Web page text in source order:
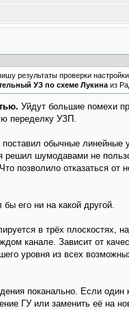
результаты проверки
УЗ по схеме Лукина из
Уйдут большие помехи
переделку УЗП.
обычные
шумодавами не
позволило отказаться от
его ни на какой другой.
в трёх плоскостях,
канале. Зависит от
уровня из всех
поканально. Если
ГУ или заменить её на